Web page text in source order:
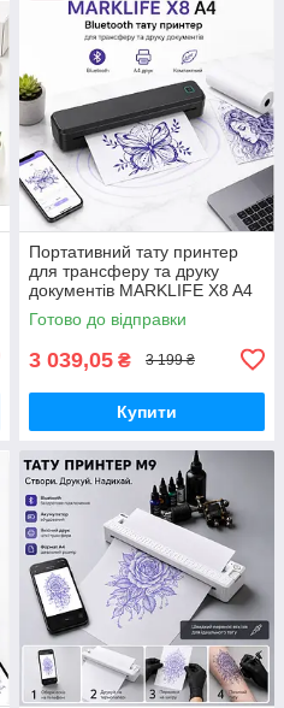
Портативний тату принтер
для трансферу та друку
документів MARKLIFE X8 A4
Bluetooth
Готово до відправки
3 039,05 ₴ 3 199 ₴
Купити